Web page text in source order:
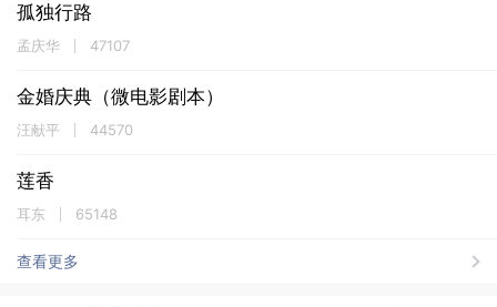
孤独行路
孟庆华 47107
金婚庆典（微电影剧本）
汪献平 44570
莲香
耳东 65148
查看更多